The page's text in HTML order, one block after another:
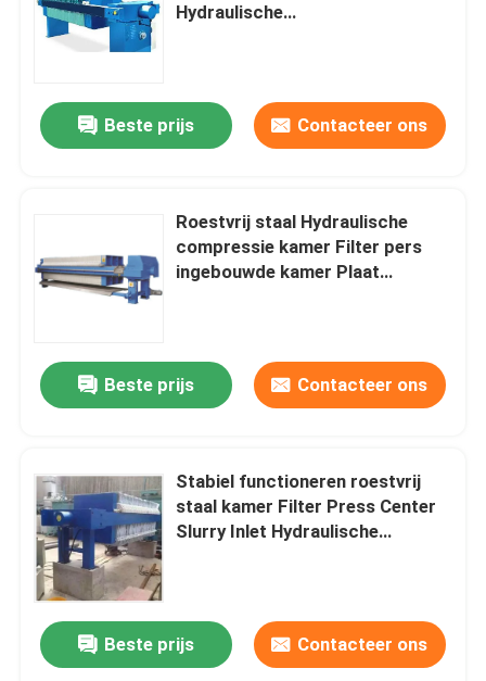
Hydraulische
Beste prijs Contacteer ons
Roestvrij staal Hydraulische
compressie kamer Filter pers
ingebouwde kamer Plaat
Beste prijs Contacteer ons
Stabiel functioneren roestvrij
staal kamer Filter Press Center
Slurry Inlet Hydraulische
Beste prijs Contacteer ons